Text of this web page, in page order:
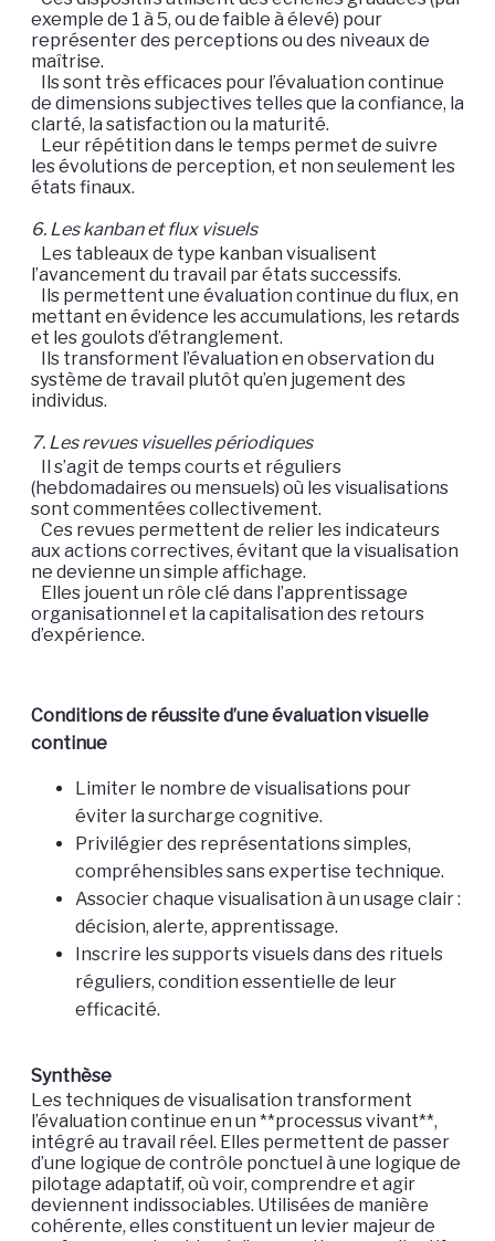
exemple de 1 à 5, ou de faible à élevé) pour
représenter des perceptions ou des niveaux de
maîtrise.
Ils sont très efficaces pour l’évaluation continue
de dimensions subjectives telles que la confiance, la
clarté, la satisfaction ou la maturité.
Leur répétition dans le temps permet de suivre
les évolutions de perception, et non seulement les
états finaux.
6. Les kanban et flux visuels
Les tableaux de type kanban visualisent
l’avancement du travail par états successifs.
Ils permettent une évaluation continue du flux, en
mettant en évidence les accumulations, les retards
et les goulots d’étranglement.
Ils transforment l’évaluation en observation du
système de travail plutôt qu’en jugement des
individus.
7. Les revues visuelles périodiques
Il s’agit de temps courts et réguliers
(hebdomadaires ou mensuels) où les visualisations
sont commentées collectivement.
Ces revues permettent de relier les indicateurs
aux actions correctives, évitant que la visualisation
ne devienne un simple affichage.
Elles jouent un rôle clé dans l’apprentissage
organisationnel et la capitalisation des retours
d’expérience.
Conditions de réussite d’une évaluation visuelle
continue
Limiter le nombre de visualisations pour
éviter la surcharge cognitive.
Privilégier des représentations simples,
compréhensibles sans expertise technique.
Associer chaque visualisation à un usage clair :
décision, alerte, apprentissage.
Inscrire les supports visuels dans des rituels
réguliers, condition essentielle de leur
efficacité.
Synthèse
Les techniques de visualisation transforment
l’évaluation continue en un **processus vivant**,
intégré au travail réel. Elles permettent de passer
d’une logique de contrôle ponctuel à une logique de
pilotage adaptatif, où voir, comprendre et agir
deviennent indissociables. Utilisées de manière
cohérente, elles constituent un levier majeur de